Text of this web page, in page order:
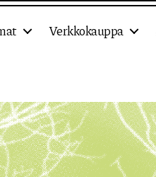
Verkkokauppa